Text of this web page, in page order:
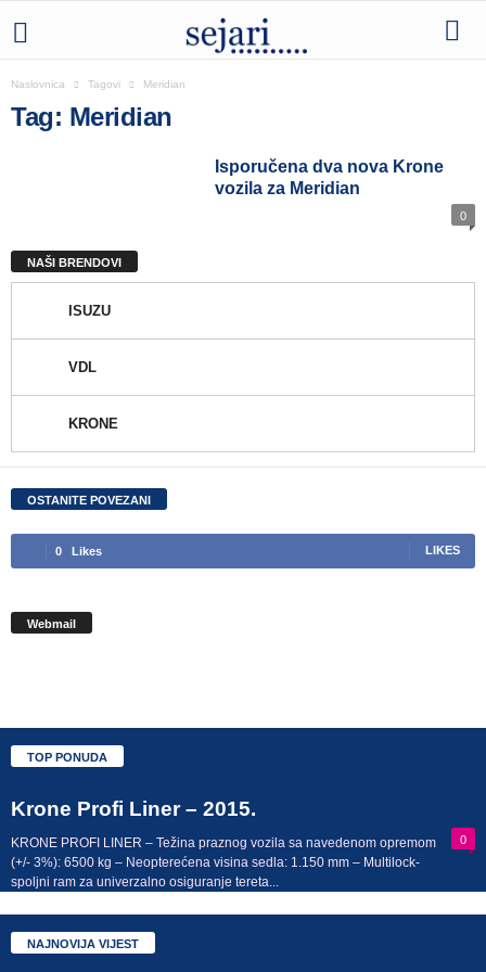
Naslovnica Tagovi Meridian
Tag: Meridian
Isporučena dva nova Krone
vozila za Meridian
0
NAŠI BRENDOVI
ISUZU
VDL
KRONE
OSTANITE POVEZANI
0 Likes LIKES
Webmail
TOP PONUDA
Krone Profi Liner – 2015.
0
KRONE PROFI LINER – Težina praznog vozila sa navedenom opremom
(+/- 3%): 6500 kg – Neopterećena visina sedla: 1.150 mm – Multilock-
spoljni ram za univerzalno osiguranje tereta...
NAJNOVIJA VIJEST